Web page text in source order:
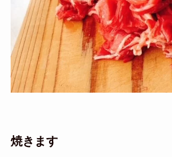
焼きます